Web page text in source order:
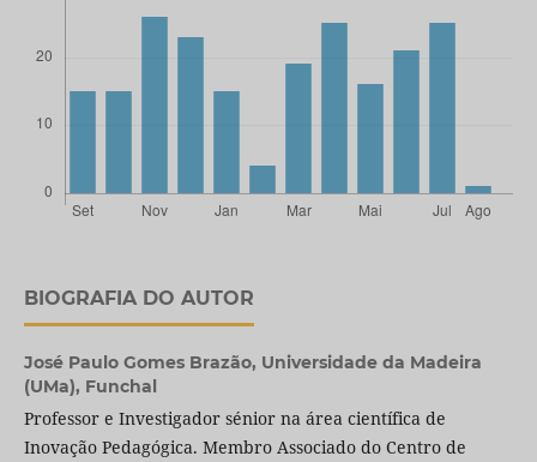
BIOGRAFIA DO AUTOR
José Paulo Gomes Brazão, Universidade da Madeira
(UMa), Funchal
Professor e Investigador sénior na área científica de
Inovação Pedagógica. Membro Associado do Centro de